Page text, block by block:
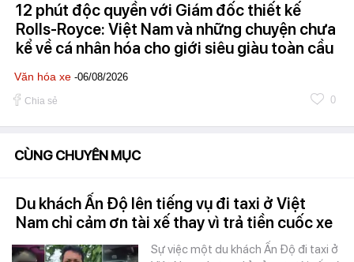
12 phút độc quyền với Giám đốc thiết kế
Rolls-Royce: Việt Nam và những chuyện chưa
kể về cá nhân hóa cho giới siêu giàu toàn cầu
Văn hóa xe -06/08/2026
Chia sẻ 0
CÙNG CHUYÊN MỤC
Du khách Ấn Độ lên tiếng vụ đi taxi ở Việt
Nam chỉ cảm ơn tài xế thay vì trả tiền cuốc xe
Sự việc một du khách Ấn Độ đi taxi ở